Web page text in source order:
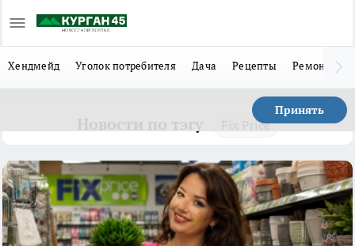
Хендмейд Уголок потребителя Дача Рецепты Ремонт
Принять
Fix Price